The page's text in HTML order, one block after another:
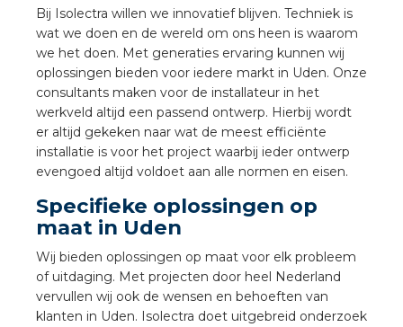
Bij Isolectra willen we innovatief blijven. Techniek is
wat we doen en de wereld om ons heen is waarom
we het doen. Met generaties ervaring kunnen wij
oplossingen bieden voor iedere markt in Uden. Onze
consultants maken voor de installateur in het
werkveld altijd een passend ontwerp. Hierbij wordt
er altijd gekeken naar wat de meest efficiënte
installatie is voor het project waarbij ieder ontwerp
evengoed altijd voldoet aan alle normen en eisen.
Specifieke oplossingen op
maat in Uden
Wij bieden oplossingen op maat voor elk probleem
of uitdaging. Met projecten door heel Nederland
vervullen wij ook de wensen en behoeften van
klanten in Uden. Isolectra doet uitgebreid onderzoek
installeren in de tuinbouw
stekerbare vlakkabel
GST®
RST®